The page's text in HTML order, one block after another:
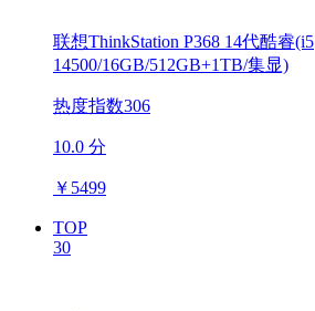
联想ThinkStation P368 14代酷睿(i5
14500/16GB/512GB+1TB/集显)
热度指数306
10.0 分
￥ 5499
TOP
30